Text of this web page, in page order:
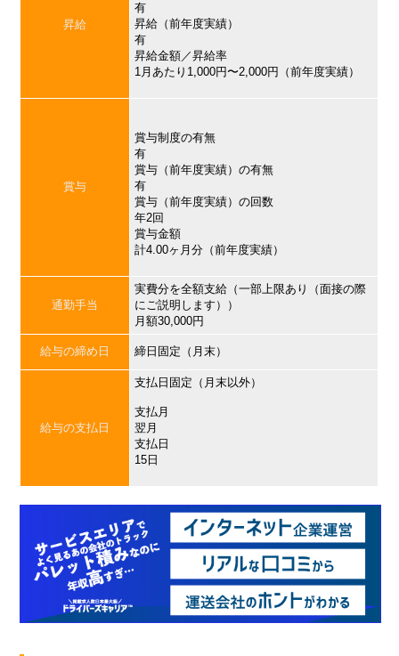
昇給
有
昇給（前年度実績）
有
昇給金額／昇給率
1月あたり1,000円〜2,000円（前年度実績）
賞与
賞与制度の有無
有
賞与（前年度実績）の有無
有
賞与（前年度実績）の回数
年2回
賞与金額
計4.00ヶ月分（前年度実績）
通勤手当
実費分を全額支給（一部上限あり（面接の際
にご説明します））
月額30,000円
給与の締め日 締日固定（月末）
給与の支払日
支払日固定（月末以外）
支払月
翌月
支払日
15日